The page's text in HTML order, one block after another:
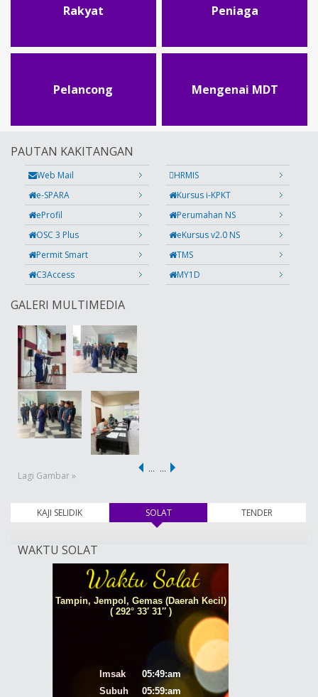
Rakyat Peniaga
Pelancong Mengenai MDT
PAUTAN KAKITANGAN
Web Mail
HRMIS
e-SPARA
Kursus i-KPKT
eProfil
Perumahan NS
OSC 3 Plus
eKursus v2.0 NS
Permit Smart
TMS
C3Access
MY1D
GALERI MULTIMEDIA
Lagi Gambar »
… …
KAJI SELIDIK SOLAT(tab aktif) TENDER
WAKTU SOLAT